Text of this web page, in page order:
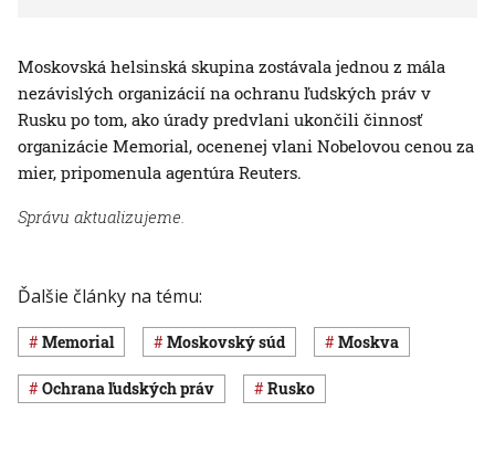
Moskovská helsinská skupina zostávala jednou z mála
nezávislých organizácií na ochranu ľudských práv v
Rusku po tom, ako úrady predvlani ukončili činnosť
organizácie Memorial, ocenenej vlani Nobelovou cenou za
mier, pripomenula agentúra Reuters.
Správu aktualizujeme.
Ďalšie články na tému:
Memorial moskovský súd Moskva
ochrana ľudských práv Rusko